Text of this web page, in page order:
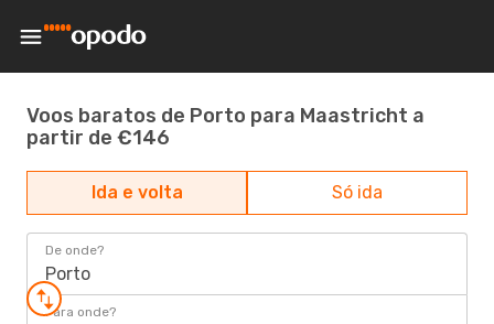
Voos baratos de Porto para Maastricht a
partir de €146
Ida e volta Só ida
De onde?
Porto
Para onde?